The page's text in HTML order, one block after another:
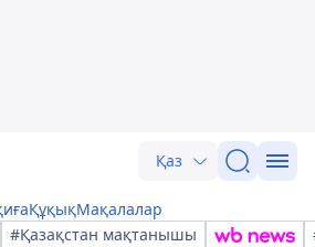
Қаз
ҚұқықМақалалар
#Қазақстан мақтанышы